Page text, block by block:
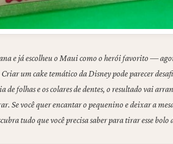
e já escolheu o Maui como o herói favorito —
um cake temático da Disney pode parecer
de folhas e os colares de dentes, o resultado vai
Se você quer encantar o pequenino e deixar a
tudo que você precisa saber para tirar esse bolo